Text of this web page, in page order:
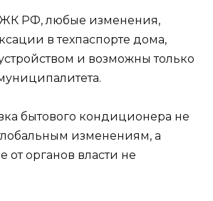
ЖК РФ, любые изменения,
в техпаспорте дома,
и возможны только
бытового кондиционера не
изменениям, а
от органов власти не